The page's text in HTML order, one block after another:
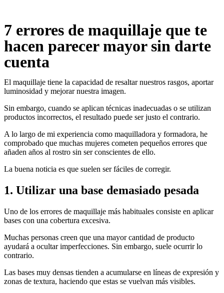
7 errores de maquillaje que te
hacen parecer mayor sin darte
cuenta
El maquillaje tiene la capacidad de resaltar nuestros rasgos, aportar
luminosidad y mejorar nuestra imagen.
Sin embargo, cuando se aplican técnicas inadecuadas o se utilizan
productos incorrectos, el resultado puede ser justo el contrario.
A lo largo de mi experiencia como maquilladora y formadora, he
comprobado que muchas mujeres cometen pequeños errores que
añaden años al rostro sin ser conscientes de ello.
La buena noticia es que suelen ser fáciles de corregir.
1. Utilizar una base demasiado pesada
Uno de los errores de maquillaje más habituales consiste en aplicar
bases con una cobertura excesiva.
Muchas personas creen que una mayor cantidad de producto
ayudará a ocultar imperfecciones. Sin embargo, suele ocurrir lo
contrario.
Las bases muy densas tienden a acumularse en líneas de expresión y
zonas de textura, haciendo que estas se vuelvan más visibles.